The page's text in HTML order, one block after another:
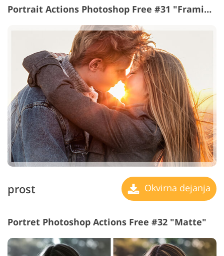
Portrait Actions Photoshop Free #31 "Framing"
prost Okvirna dejanja
Portret Photoshop Actions Free #32 "Matte"